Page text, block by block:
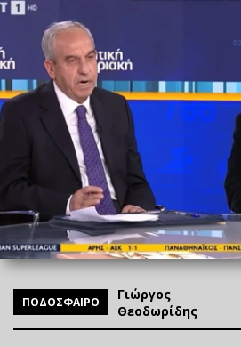
ΠΟΔΟΣΦΑΙΡΟ
Γιώργος
Θεοδωρίδης